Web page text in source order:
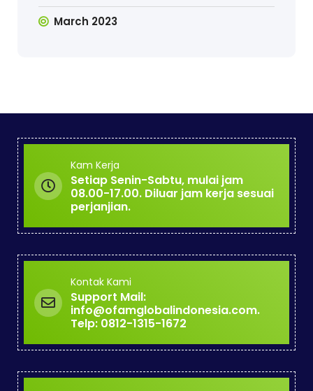
March 2023
Kam Kerja
Setiap Senin-Sabtu, mulai jam
08.00-17.00. Diluar jam kerja sesuai
perjanjian.
Kontak Kami
Support Mail:
info@ofamglobalindonesia.com.
Telp: 0812-1315-1672